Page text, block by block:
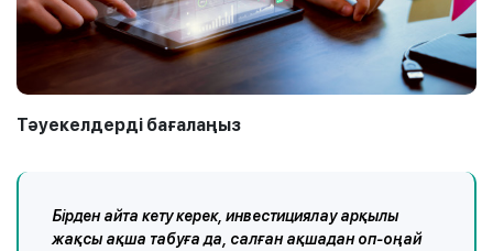
Тәуекелдерді бағалаңыз
Бірден айта кету керек, инвестициялау арқылы
жақсы ақша табуға да, салған ақшадан оп-оңай